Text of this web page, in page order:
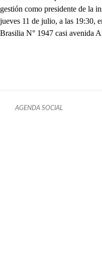
gestión como presidente de la
jueves 11 de julio, a las 19:30,
Brasilia N° 1947 casi avenida
AGENDA SOCIAL